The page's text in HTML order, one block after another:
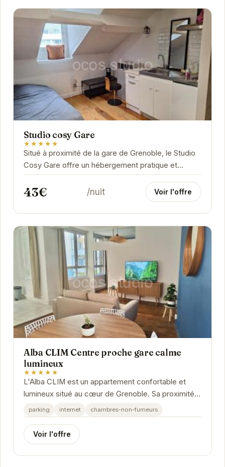
Studio cosy Gare
★★★★★
Situé à proximité de la gare de Grenoble, le Studio
Cosy Gare offre un hébergement pratique et
fonctionnel. Idéal pour les courts séjours, il...
43€ /nuit Voir l'offre
Alba CLIM Centre proche gare calme
lumineux
★★★★★
L'Alba CLIM est un appartement confortable et
lumineux situé au cœur de Grenoble. Sa proximité
avec la gare en fait un choix idéal pour les...
parking internet chambres-non-fumeurs
Voir l'offre